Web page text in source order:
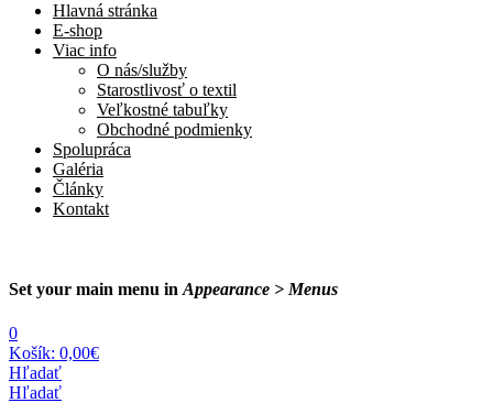
Hlavná stránka
E-shop
Viac info
O nás/služby
Starostlivosť o textil
Veľkostné tabuľky
Obchodné podmienky
Spolupráca
Galéria
Články
Kontakt
Set your main menu in Appearance > Menus
0
Košík: 0,00€
Hľadať
Hľadať